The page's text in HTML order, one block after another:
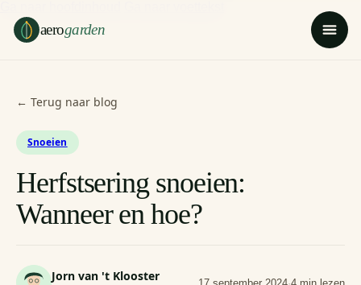
aerogarden
← Terug naar blog
Snoeien
Herfstsering snoeien:
Wanneer en hoe?
Jorn van 't Klooster 17 september 2024·4 min lezen